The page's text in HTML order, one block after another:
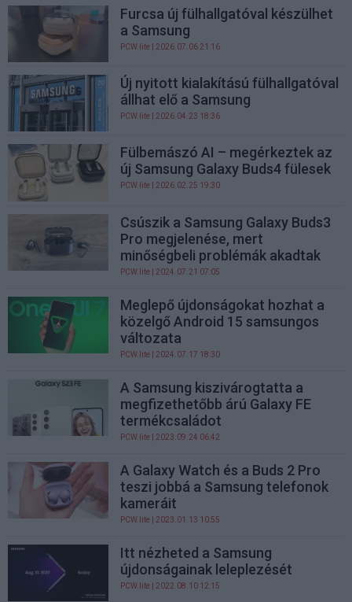
Furcsa új fülhallgatóval készülhet
a Samsung
PCW.lite | 2026.07.06 21:16
Új nyitott kialakítású fülhallgatóval
állhat elő a Samsung
PCW.lite | 2026.04.23 18:36
Fülbemászó AI – megérkeztek az
új Samsung Galaxy Buds4 fülesek
PCW.lite | 2026.02.25 19:30
Csúszik a Samsung Galaxy Buds3
Pro megjelenése, mert
minőségbeli problémák akadtak
PCW.lite | 2024.07.21 07:05
Meglepő újdonságokat hozhat a
közelgő Android 15 samsungos
változata
PCW.lite | 2024.07.17 18:30
A Samsung kiszivárogtatta a
megfizethetőbb árú Galaxy FE
termékcsaládot
PCW.lite | 2023.09.24 06:42
A Galaxy Watch és a Buds 2 Pro
teszi jobbá a Samsung telefonok
kameráit
PCW.lite | 2023.01.13 10:55
Itt nézheted a Samsung
újdonságainak leleplezését
PCW.lite | 2022.08.10 12:15